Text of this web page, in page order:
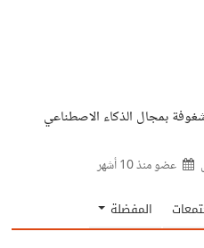
بمجال الذكاء الاصطناعي
عضو منذ10 أشهر
المفضلة